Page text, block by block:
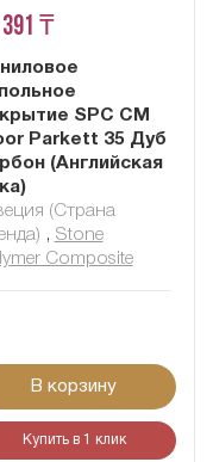
391 ₸
SPC CM
Parkett 35 Дуб
(Английская
(Страна
, Stone
Composite
В корзину
Купить в 1 клик